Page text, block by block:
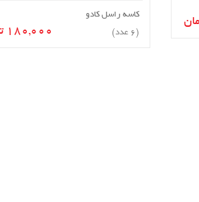
افزودن به سبد خریدکاسه راسل کادو
180,000 تومان (6 عدد)